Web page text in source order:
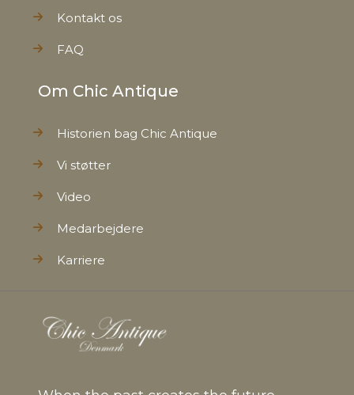
Kontakt os
FAQ
Om Chic Antique
Historien bag Chic Antique
Vi støtter
Video
Medarbejdere
Karriere